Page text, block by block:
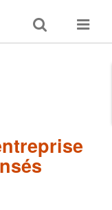
Toggle
search
Toggle